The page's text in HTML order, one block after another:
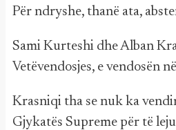
Për ndryshe, thanë ata,
Sami Kurteshi dhe Alban
Vetëvendosjes, e vendosën
Krasniqi tha se nuk ka
Gjykatës Supreme për të